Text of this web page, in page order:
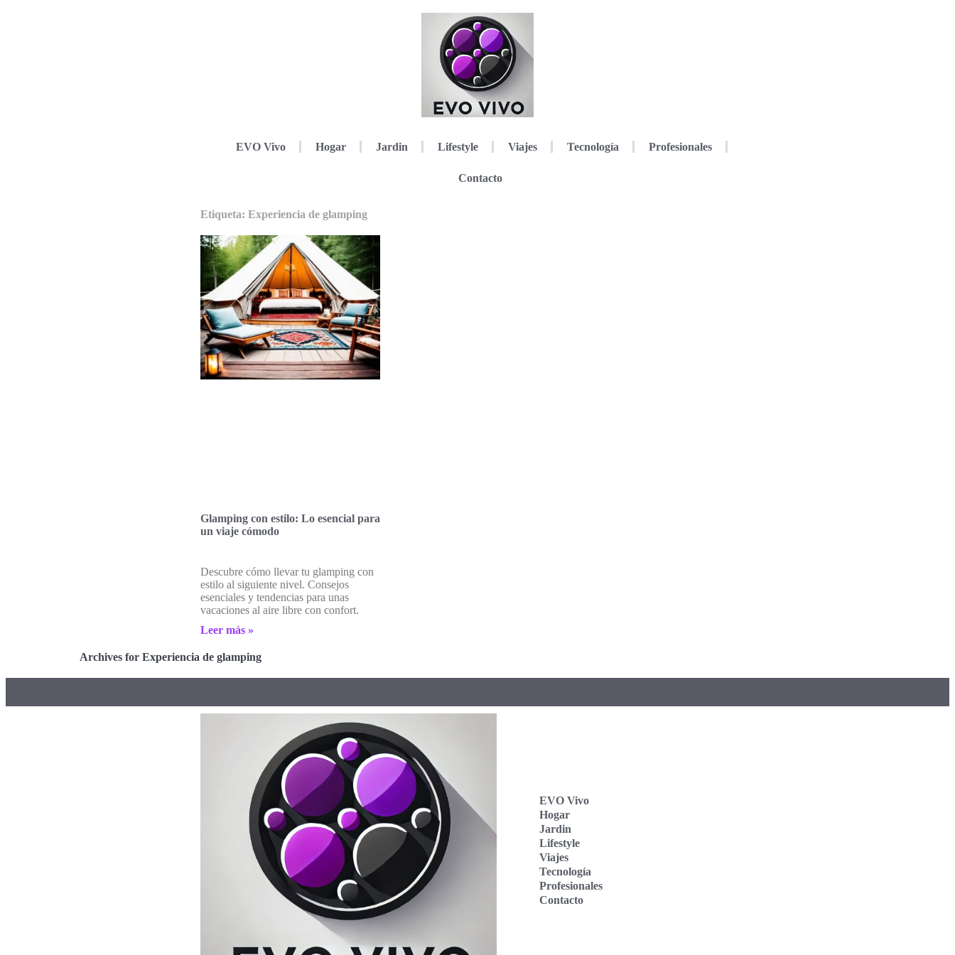
EVO Vivo Hogar Jardin Lifestyle Viajes Tecnología Profesionales
Contacto
Etiqueta: Experiencia de glamping
Glamping con estilo: Lo esencial para
un viaje cómodo
Descubre cómo llevar tu glamping con
estilo al siguiente nivel. Consejos
esenciales y tendencias para unas
vacaciones al aire libre con confort.
Leer más »
Archives for Experiencia de glamping
EVO Vivo
Hogar
Jardin
Lifestyle
Viajes
Tecnología
Profesionales
Contacto